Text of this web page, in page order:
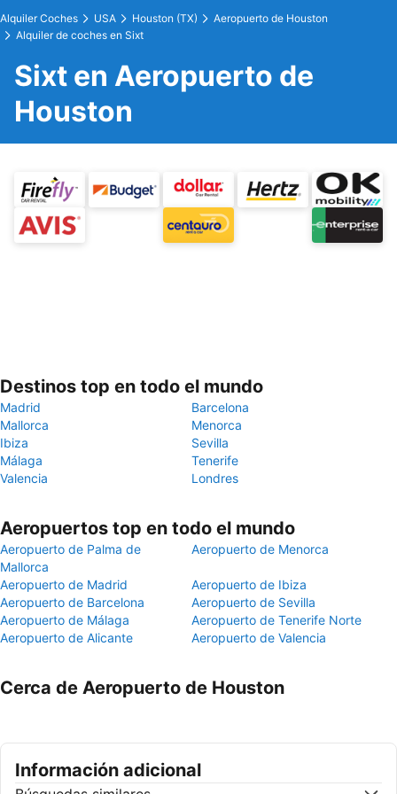
Alquiler Coches USA Houston (TX)
Aeropuerto de Houston
Alquiler de coches en Sixt
Sixt en Aeropuerto de
Houston
Destinos top en todo el mundo
Madrid
Barcelona
Mallorca
Menorca
Ibiza
Sevilla
Málaga
Tenerife
Valencia
Londres
Aeropuertos top en todo el mundo
Aeropuerto de Palma de
Mallorca
Aeropuerto de Menorca
Aeropuerto de Madrid
Aeropuerto de Ibiza
Aeropuerto de Barcelona
Aeropuerto de Sevilla
Aeropuerto de Málaga
Aeropuerto de Tenerife Norte
Aeropuerto de Alicante
Aeropuerto de Valencia
Cerca de Aeropuerto de Houston
Información adicional